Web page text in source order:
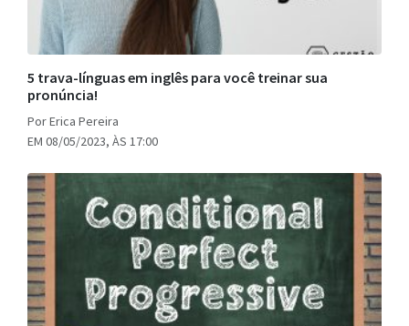
5 trava-línguas em inglês para você treinar sua
pronúncia!
Por Erica Pereira
EM 08/05/2023, ÀS 17:00